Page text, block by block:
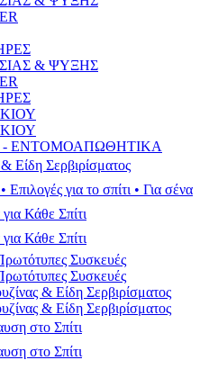
& ΨΥΞΗΣ
- ΕΝΤΟΜΟΑΠΩΘΗΤΙΚΑ
Σερβιρίσματος
για το σπίτι • Για σένα
Κάθε Σπίτι
Κάθε Σπίτι
Συσκευές
Συσκευές
& Είδη Σερβιρίσματος
& Είδη Σερβιρίσματος
στο Σπίτι
στο Σπίτι